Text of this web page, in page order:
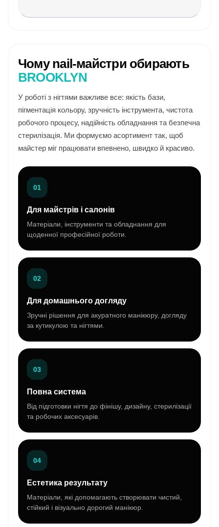
Чому nail-майстри обирають
BROOKLYN
У роботі з нігтями важливе все: якість бази,
пігментація кольору, зручність інструмента, чистота
робочого процесу, надійність обладнання та безпечна
стерилізація. Ми формуємо асортимент так, щоб
майстер міг працювати впевнено, швидко й красиво.
01
Для майстрів і салонів
Матеріали, інструменти та обладнання для
щоденної професійної роботи.
02
Для домашнього догляду
Зручні рішення для акуратного манікюру, догляду
за кутикулою та нігтями.
03
Повна система
Від підготовки нігтя до фінішу, дизайну, стерилізації
та робочих аксесуарів.
04
Естетика результату
Матеріали, які допомагають створювати чистий,
стійкий і візуально дорогий манікюр.